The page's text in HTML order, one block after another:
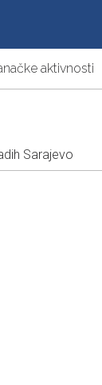
aktivnosti
Sarajevo